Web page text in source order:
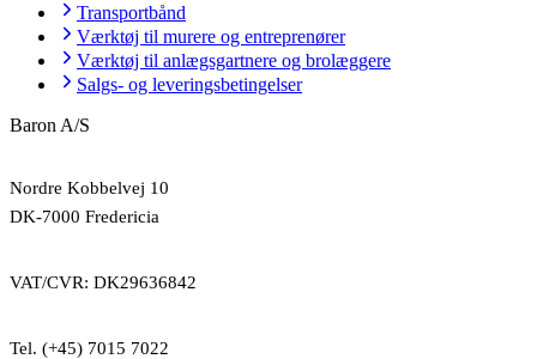
Transportbånd
Værktøj til murere og entreprenører
Værktøj til anlægsgartnere og brolæggere
Salgs- og leveringsbetingelser
Baron A/S
Nordre Kobbelvej 10
DK-7000 Fredericia
VAT/CVR: DK29636842
Tel. (+45) 7015 7022